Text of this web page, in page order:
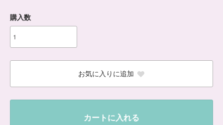
購入数
お気に入りに追加
カートに入れる